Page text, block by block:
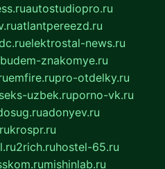
autostudiopro.ru
atlantpereezd.ru
elektrostal-news.ru
budem-znakomye.ru
emfire.rupro-otdelky.ru
seks-uzbek.ruporno-vk.ru
adonyev.ru
krospr.ru
2rich.ruhostel-65.ru
mishinlab.ru